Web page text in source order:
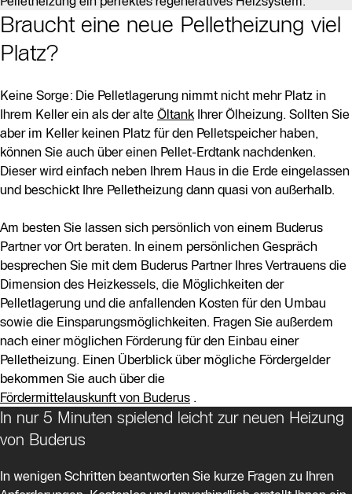
Braucht eine neue Pelletheizung viel
Platz?
Keine Sorge: Die Pelletlagerung nimmt nicht mehr Platz in
Ihrem Keller ein als der alte Öltank Ihrer Ölheizung. Sollten Sie
aber im Keller keinen Platz für den Pelletspeicher haben,
können Sie auch über einen Pellet-Erdtank nachdenken.
Dieser wird einfach neben Ihrem Haus in die Erde eingelassen
und beschickt Ihre Pelletheizung dann quasi von außerhalb.
Am besten Sie lassen sich persönlich von einem Buderus
Partner vor Ort beraten. In einem persönlichen Gespräch
besprechen Sie mit dem Buderus Partner Ihres Vertrauens die
Dimension des Heizkessels, die Möglichkeiten der
Pelletlagerung und die anfallenden Kosten für den Umbau
sowie die Einsparungsmöglichkeiten. Fragen Sie außerdem
nach einer möglichen Förderung für den Einbau einer
Pelletheizung. Einen Überblick über mögliche Fördergelder
bekommen Sie auch über die
Fördermittelauskunft von Buderus .
In nur 5 Minuten spielend leicht zur neuen Heizung
von Buderus
In wenigen Schritten beantworten Sie kurze Fragen zu Ihren